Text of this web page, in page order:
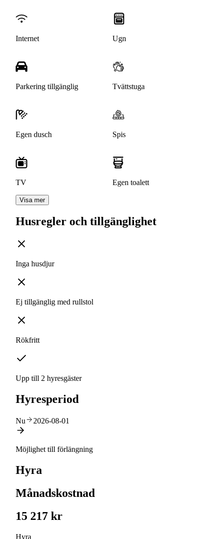
Internet Ugn
Parkering tillgänglig Tvättstuga
Egen dusch Spis
TV Egen toalett
Visa mer
Husregler och tillgänglighet
Inga husdjur
Ej tillgänglig med rullstol
Rökfritt
Upp till 2 hyresgäster
Hyresperiod
Nu 2026-08-01
Möjlighet till förlängning
Hyra
Månadskostnad
15 217 kr
Hyra